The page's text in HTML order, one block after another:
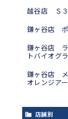
越谷店 Ｓ
鎌ヶ谷店
鎌ヶ谷店 ラ
トバイオグ
鎌ヶ谷店 メ
オレンジア
店舗別